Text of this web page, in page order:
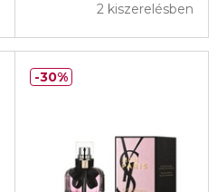
2 kiszerelésben
30%